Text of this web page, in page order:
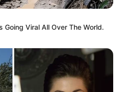
Going Viral All Over The World.